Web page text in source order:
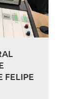
FELIPE